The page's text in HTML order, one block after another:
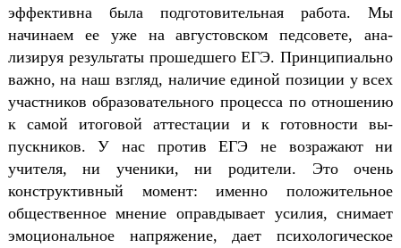
эффективна была подгото­вительная работа. Мы
начинаем ее уже на августовском педсовете, ана­
лизируя результаты прошедшего ЕГЭ. Принципиально
важно, на наш взгляд, наличие единой позиции у всех
участников образовательного процесса по отношению
к самой итоговой аттестации и к готовности вы­
пускников. У нас против ЕГЭ не возра­жают ни
учителя, ни ученики, ни ро­дители. Это очень
конструктивный мо­мент: именно положительное
обще­ственное мнение оправдывает уси­лия, снимает
эмоциональное напря­жение, дает психологическое